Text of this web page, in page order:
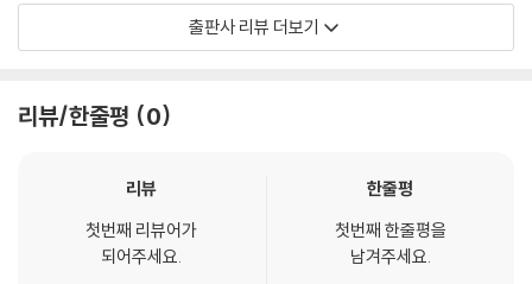
- 오프라 윈프리
“역경과 희망이 절묘하게 어우러진 매혹적인 크리스마스 이야기.”
-월스트리트 저널
출판사 리뷰 더보기
리뷰/한줄평 0
리뷰
첫번째 리뷰어가
되어주세요.
한줄평
첫번째 한줄평을
남겨주세요.